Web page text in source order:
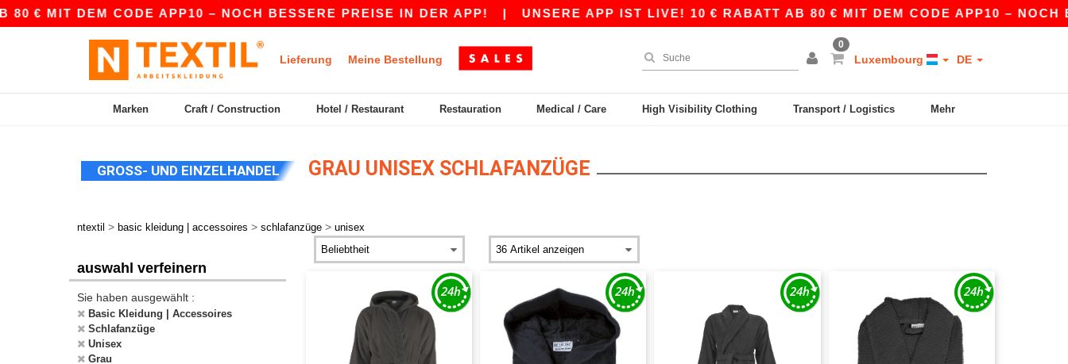
€ MIT DEM CODE APP10 – NOCH BESSERE PREISE IN DER APP!| UNSERE APP IST LIVE! 10 € RABATT AB 80 € MIT DEM CODE APP10 – NOCH
Lieferung Meine Bestellung
0
Luxembourg DE
Marken Craft / Construction Hotel / Restaurant Restauration Medical / Care High Visibility Clothing Transport / Logistics Mehr
GROSS- UND EINZELHANDEL GRAU UNISEX SCHLAFANZÜGE
ntextil > basic kleidung | accessoires > schlafanzüge > unisex
auswahl verfeinern
Sie haben ausgewählt :
Basic Kleidung | Accessoires
Schlafanzüge
Unisex
Grau